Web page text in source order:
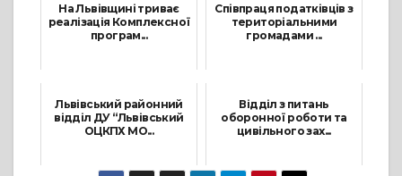
На Львівщині триває
реалізація Комплексної
програм...
Співпраця податківців з
територіальними
громадами ...
Львівський районний
відділ ДУ “Львівський
ОЦКПХ МО...
27 Січня, 2025
Відділ з питань
оборонної роботи та
цивільного зах...
25 Січня, 2022